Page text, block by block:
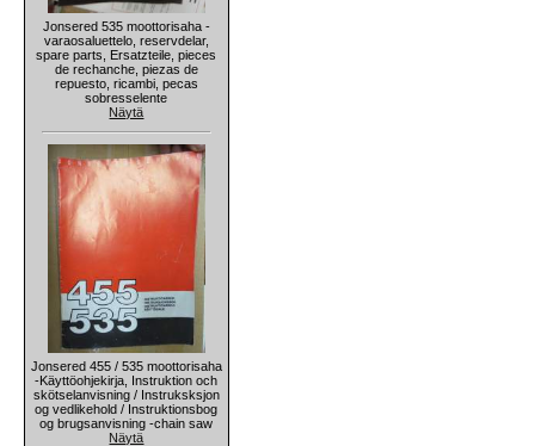
Jonsered 535 moottorisaha -
varaosaluettelo, reservdelar,
spare parts, Ersatzteile, pieces
de rechanche, piezas de
repuesto, ricambi, pecas
sobresselente
Näytä
Jonsered 455 / 535 moottorisaha
-Käyttöohjekirja, Instruktion och
skötselanvisning / Instruksksjon
og vedlikehold / Instruktionsbog
og brugsanvisning -chain saw
Näytä